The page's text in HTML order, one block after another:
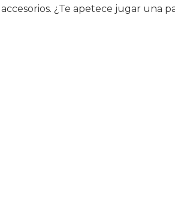
¿Te apetece jugar una